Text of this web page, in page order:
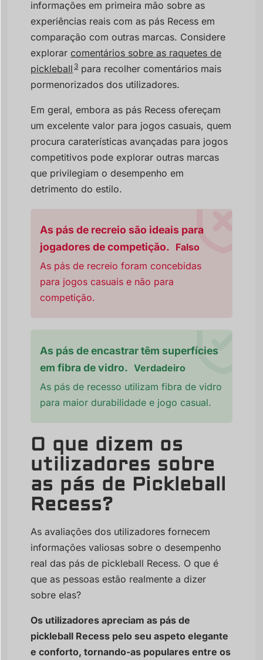
informações em primeira mão sobre as
experiências reais com as pás Recess em
comparação com outras marcas. Considere
explorarcomentários sobre as raquetes de
pickleball 3para recolher comentários mais
pormenorizados dos utilizadores.
Em geral, embora as pás Recess ofereçam
um excelente valor para jogos casuais, quem
procura caraterísticas avançadas para jogos
competitivos pode explorar outras marcas
que privilegiam o desempenho em
detrimento do estilo.
As pás de recreio são ideais para
jogadores de competição. Falso
As pás de recreio foram concebidas
para jogos casuais e não para
competição.
As pás de encastrar têm superfícies
em fibra de vidro. Verdadeiro
As pás de recesso utilizam fibra de vidro
para maior durabilidade e jogo casual.
O que dizem os
utilizadores sobre
as pás de Pickleball
Recess?
As avaliações dos utilizadores fornecem
informações valiosas sobre o desempenho
real das pás de pickleball Recess. O que é
que as pessoas estão realmente a dizer
sobre elas?
Os utilizadores apreciam as pás de
pickleball Recess pelo seu aspeto elegante
e conforto, tornando-as populares entre os